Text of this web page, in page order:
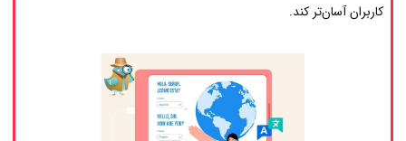
کاربران آسان‌تر کند.